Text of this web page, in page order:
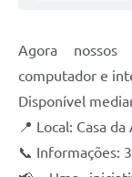
Agora
computador e
Disponível
📍 Local: Casa
📞 Informações: